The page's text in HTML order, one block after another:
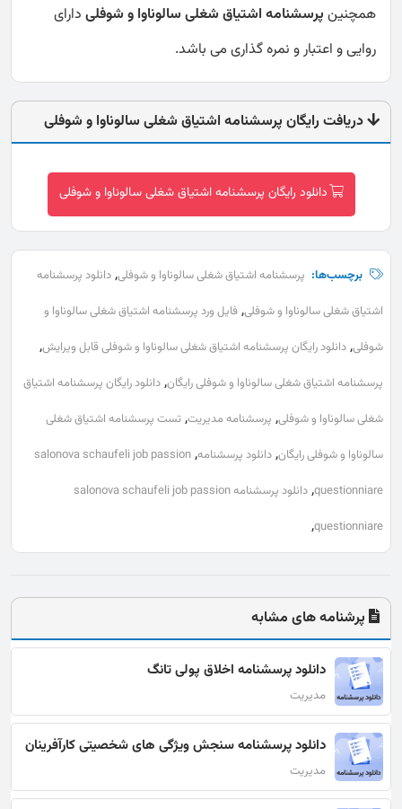
همچنینپرسشنامه اشتیاق شغلی سالوناوا و شوفلیدارای
روایی و اعتبار و نمره گذاری می باشد.
دریافت رایگان پرسشنامه اشتیاق شغلی سالوناوا و شوفلی
دانلود رایگان پرسشنامه اشتیاق شغلی سالوناوا و شوفلی
برچسب‌ها: پرسشنامه اشتیاق شغلی سالوناوا و شوفلی, دانلود پرسشنامه
اشتیاق شغلی سالوناوا و شوفلی, فایل ورد پرسشنامه اشتیاق شغلی سالوناوا و
شوفلی, دانلود رایگان پرسشنامه اشتیاق شغلی سالوناوا و شوفلی قابل ویرایش,
پرسشنامه اشتیاق شغلی سالوناوا و شوفلی رایگان, دانلود رایگان پرسشنامه اشتیاق
شغلی سالوناوا و شوفلی, پرسشنامه مدیریت, تست پرسشنامه اشتیاق شغلی
سالوناوا و شوفلی رایگان, دانلود پرسشنامه,
salonova schaufeli job passion
questionniare
,
دانلود پرسشنامه salonova schaufeli job passion
questionniare
,
پرشنامه های مشابه
دانلود پرسشنامه اخلاق پولی تانگ
مدیریت
دانلود پرسشنامه سنجش ویژگی های شخصیتی کارآفرینان
مدیریت